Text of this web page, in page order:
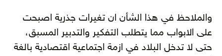
والملاحظ في هذا الشأن ان تغيرات جذرية اصبحت
على الابواب مما يتطلب التفكير والتدبير المسبق،
حتى لا تدخل البلاد في ازمة اجتماعية اقتصادية بالغة